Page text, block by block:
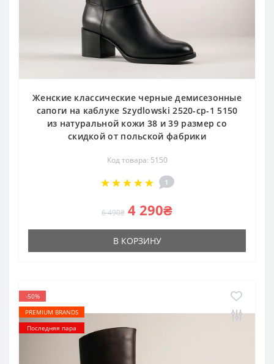
Женские классические черные демисезонные
сапоги на каблуке Szydlowski 2520-cp-1 5150
из натуральной кожи 38 и 39 размер со
скидкой от польской фабрики
Код товара: 5150
1
6 490₴ 4 290₴
В КОРЗИНУ
-50%
PREMIUM BRANDS
Последняя пара